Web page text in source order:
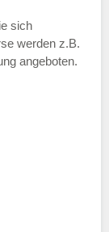
sich
werden z.B.
angeboten.